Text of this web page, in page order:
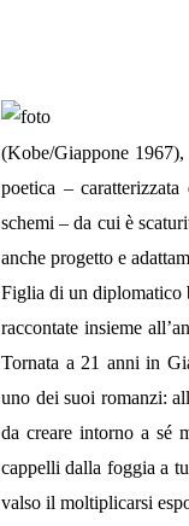
(Kobe/Giappone 1967),
poetica –
schemi – da cui è
anche progetto e
Figlia di un diplomatico
raccontate insieme
Tornata a 21 anni in
uno dei suoi romanzi:
da creare intorno a sé
cappelli dalla foggia a
valso il moltiplicarsi